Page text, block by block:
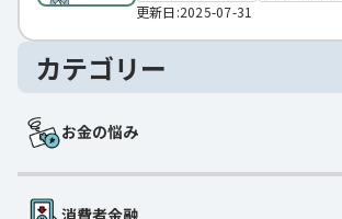
更新日:2025-07-31
カテゴリー
お金の悩み